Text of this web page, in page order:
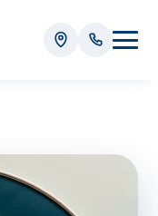
(крім крові) - від